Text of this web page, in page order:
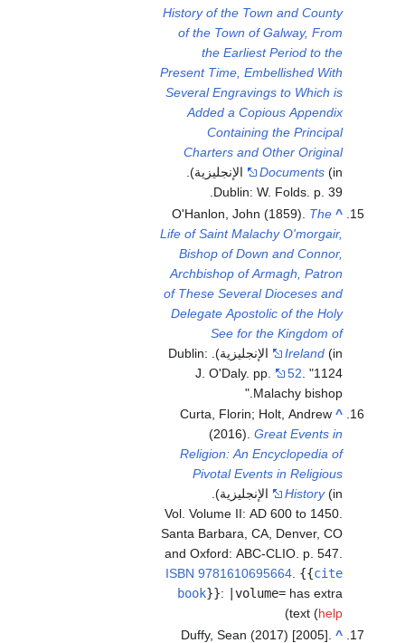
History of the Town and County
of the Town of Galway, From
the Earliest Period to the
Present Time, Embellished With
Several Engravings to Which is
Added a Copious Appendix
Containing the Principal
Charters and Other Original
Documents
(in الإنجليزية).
Dublin: W. Folds. p. 39.
^
O'Hanlon, John (1859). The
Life of Saint Malachy O'morgair,
Bishop of Down and Connor,
Archbishop of Armagh, Patron
of These Several Dioceses and
Delegate Apostolic of the Holy
See for the Kingdom of
Ireland
(in الإنجليزية). Dublin:
J. O'Daly. pp.
52 . 1124
Malachy bishop.
^
Curta, Florin; Holt, Andrew
(2016).Great Events in
Religion: An Encyclopedia of
Pivotal Events in Religious
History
(in الإنجليزية).
Vol. Volume II: AD 600 to 1450.
Santa Barbara, CA, Denver, CO
and Oxford: ABC-CLIO. p. 547.
ISBN 9781610695664 {{cite
book}}: |volume= has extra
text (help
)
^
Duffy, Sean (2017) [2005].